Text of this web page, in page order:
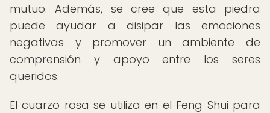
mutuo. Además, se cree que esta piedra
puede ayudar a disipar las emociones
negativas y promover un ambiente de
comprensión y apoyo entre los seres
queridos.
El cuarzo rosa se utiliza en el Feng Shui para